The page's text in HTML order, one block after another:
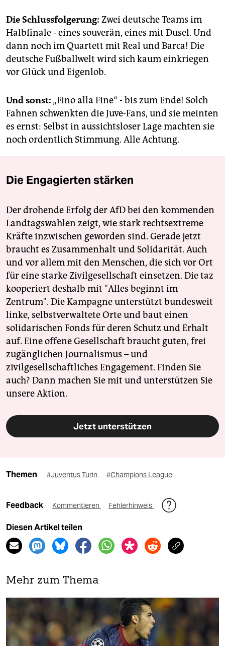
Die Schlussfolgerung: Zwei deutsche Teams im
Halbfinale - eines souverän, eines mit Dusel. Und
dann noch im Quartett mit Real und Barca! Die
deutsche Fußballwelt wird sich kaum einkriegen
vor Glück und Eigenlob.
Und sonst: „Fino alla Fine“ - bis zum Ende! Solch
Fahnen schwenkten die Juve-Fans, und sie meinten
es ernst: Selbst in aussichtsloser Lage machten sie
noch ordentlich Stimmung. Alle Achtung.
Die Engagierten stärken
Der drohende Erfolg der AfD bei den kommenden
Landtagswahlen zeigt, wie stark rechtsextreme
Kräfte inzwischen geworden sind. Gerade jetzt
braucht es Zusammenhalt und Solidarität. Auch
und vor allem mit den Menschen, die sich vor Ort
für eine starke Zivilgesellschaft einsetzen. Die taz
kooperiert deshalb mit "Alles beginnt im
Zentrum". Die Kampagne unterstützt bundesweit
linke, selbstverwaltete Orte und baut einen
solidarischen Fonds für deren Schutz und Erhalt
auf. Eine offene Gesellschaft braucht guten, frei
zugänglichen Journalismus – und
zivilgesellschaftliches Engagement. Finden Sie
auch? Dann machen Sie mit und unterstützen Sie
unsere Aktion.
Jetzt unterstützen
Themen #Juventus Turin #Champions League
Feedback Kommentieren Fehlerhinweis
Diesen Artikel teilen
Mehr zum Thema